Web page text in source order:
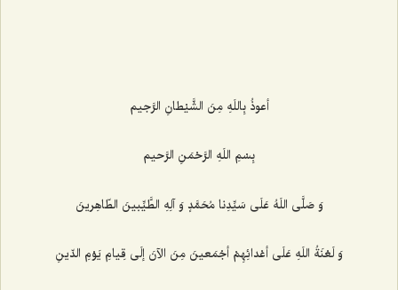
أعوذُ بِاللَهِ مِنَ الشَّیْطانِ الرَّجیم‌
بِسْمِ اللَهِ الرَّحْمَنِ الرَّحیم‌
وَ صَلَّی اللَهُ عَلَی سَیِّدِنا مُحَمَّدٍ وَ آلِهِ الطَّیِّبینَ الطّاهِرینَ‌
وَ لَعْنَةُ اللَهِ عَلَی أعْدائِهِمْ أجْمَعینَ مِنَ الآنَ إلَی قِیامِ یَوْمِ الدّینِ‌